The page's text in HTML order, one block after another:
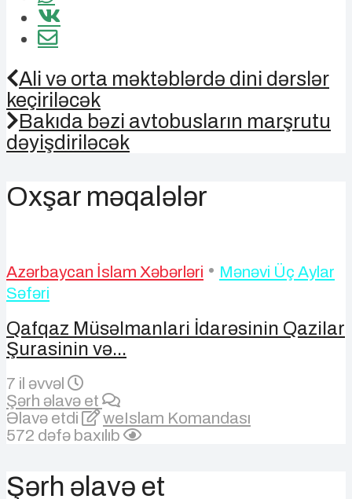
Ali və orta məktəblərdə dini dərslər
keçiriləcək
Bakıda bəzi avtobusların marşrutu
dəyişdiriləcək
Oxşar məqalələr
Azərbaycan İslam Xəbərləri • Mənəvi Üç Aylar
Səfəri
Qafqaz Müsəlmanlari İdarəsinin Qazilar
Şurasinin və...
7 il əvvəl
Şərh əlavə et
Əlavə etdi
weIslam Komandası
572 dəfə baxılıb
Şərh əlavə et